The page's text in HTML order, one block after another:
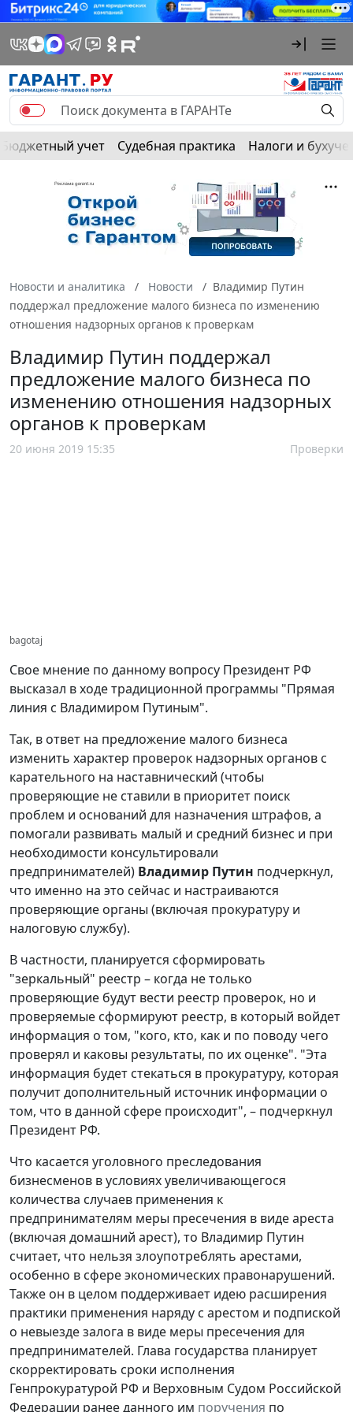
Бюджетный учет Судебная практика Налоги и
Новости и аналитика Новости
Владимир Путин
поддержал предложение малого бизнеса по изменению
отношения надзорных органов к проверкам
Владимир Путин поддержал
предложение малого бизнеса по
изменению отношения надзорных
органов к проверкам
20 июня 2019 15:35 Проверки
bagotaj
Свое мнение по данному вопросу Президент РФ
высказал в ходе традиционной программы "Прямая
линия с Владимиром Путиным".
Так, в ответ на предложение малого бизнеса
изменить характер проверок надзорных органов с
карательного на наставнический (чтобы
проверяющие не ставили в приоритет поиск
проблем и оснований для назначения штрафов, а
помогали развивать малый и средний бизнес и при
необходимости консультировали
предпринимателей) Владимир Путин подчеркнул,
что именно на это сейчас и настраиваются
проверяющие органы (включая прокуратуру и
налоговую службу).
В частности, планируется сформировать
"зеркальный" реестр – когда не только
проверяющие будут вести реестр проверок, но и
проверяемые сформируют реестр, в который войдет
информация о том, "кого, кто, как и по поводу чего
проверял и каковы результаты, по их оценке". "Эта
информация будет стекаться в прокуратуру, которая
получит дополнительный источник информации о
том, что в данной сфере происходит", – подчеркнул
Президент РФ.
Что касается уголовного преследования
бизнесменов в условиях увеличивающегося
количества случаев применения к
предпринимателям меры пресечения в виде ареста
(включая домашний арест), то Владимир Путин
считает, что нельзя злоупотреблять арестами,
особенно в сфере экономических правонарушений.
Также он в целом поддерживает идею расширения
практики применения наряду с арестом и подпиской
о невыезде залога в виде меры пресечения для
предпринимателей. Глава государства планирует
скорректировать сроки исполнения
Генпрокуратурой РФ и Верховным Судом Российской
Федерации ранее данного им поручения по